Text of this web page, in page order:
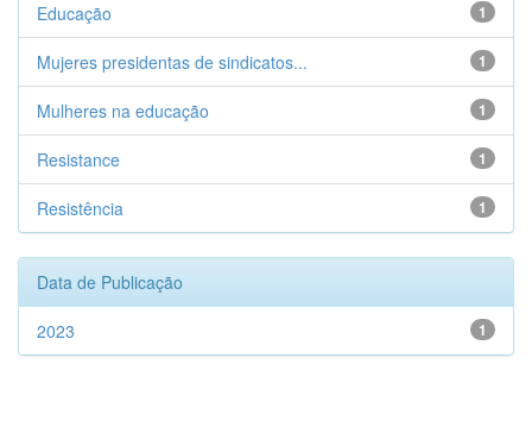
1
Educação
1
Mujeres presidentas de sindicatos...
1
Mulheres na educação
1
Resistance
1
Resistência
Data de Publicação
1
2023